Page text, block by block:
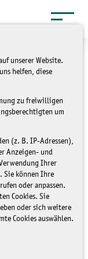
unserer Website.
helfen, diese
zu freiwilligen
um
(z. B. IP-Adressen),
Anzeigen- und
Ihrer
. Sie können Ihre
oder anpassen.
Cookies. Sie
oder sich weitere
Cookies auswählen.